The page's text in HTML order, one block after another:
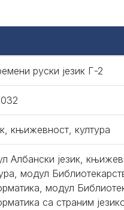
руски језик Г-2
књижевност, култура
Албански језик,
модул
модул
са страним